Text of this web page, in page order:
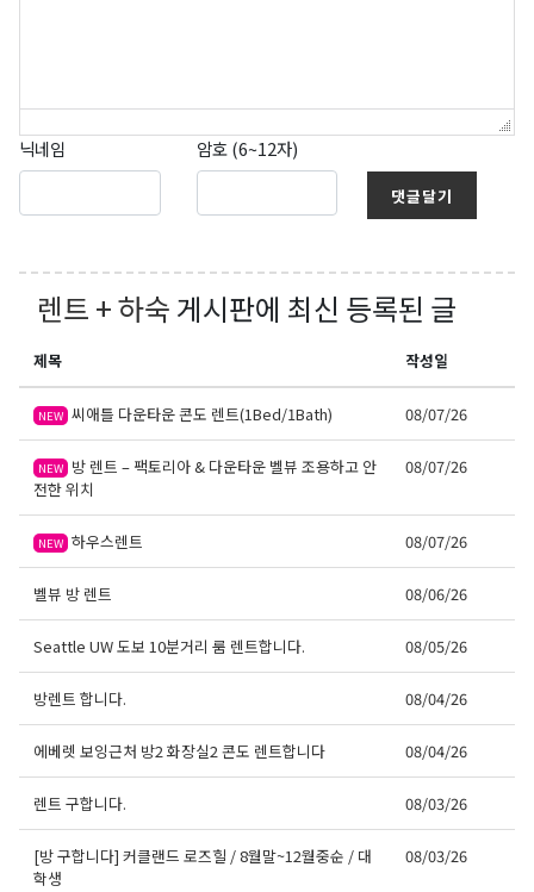
닉네임 암호 (6~12자)
댓글달기
렌트 + 하숙 게시판에 최신 등록된 글
제목 작성일
NEW 씨애틀 다운타운 콘도 렌트(1Bed/1Bath) 08/07/26
NEW 방 렌트 – 팩토리아 & 다운타운 벨뷰 조용하고 안
전한 위치
08/07/26
NEW 하우스렌트 08/07/26
벨뷰 방 렌트 08/06/26
Seattle UW 도보 10분거리 룸 렌트합니다. 08/05/26
방렌트 합니다. 08/04/26
에베렛 보잉근처 방2 화장실2 콘도 렌트합니다 08/04/26
렌트 구합니다. 08/03/26
[방 구합니다] 커클랜드 로즈힐 / 8월말~12월중순 / 대
학생
08/03/26